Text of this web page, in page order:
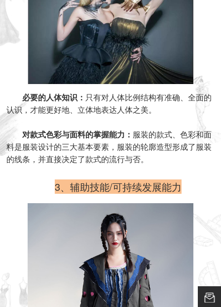
必要的人体知识： 只有对人体比例结构有准确、全面的
认识，才能更好地、立体地表达人体之美。
对款式色彩与面料的掌握能力： 服装的款式、色彩和面
料是服装设计的三大基本要素，服装的轮廓造型形成了服装
的线条，并直接决定了款式的流行与否。
3、辅助技能/可持续发展能力